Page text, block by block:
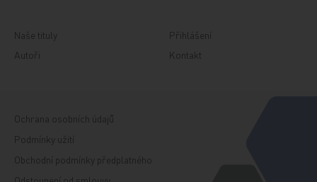
Naše tituly
Autoři
Přihlášení
Kontakt
Ochrana osobních údajů
Podmínky užití
Obchodní podmínky předplatného